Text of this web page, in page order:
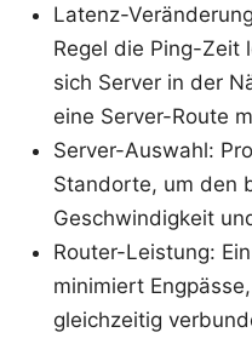
Latenz-
Regel die Ping-Zeit
sich Server in der
eine Server-Route
Server-Auswahl:
Standorte, um den
Geschwindigkeit
Router-Leistung:
minimiert
gleichzeitig